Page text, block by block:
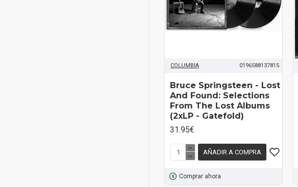
COLUMBIA 0196588137815
Bruce Springsteen - Lost
And Found: Selections
From The Lost Albums
(2xLP - Gatefold)
31.95€
AÑADIR A COMPRA
Comprar ahora